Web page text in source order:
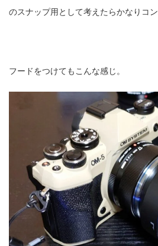
のスナップ用として考えたらかなりコン
フードをつけてもこんな感じ。